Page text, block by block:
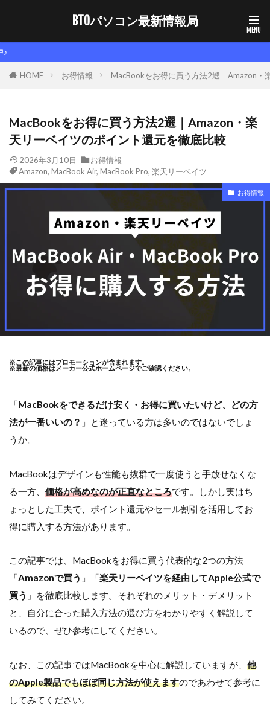
BTOパソコン最新情報局
HOME お得情報 MacBookをお得に買う方法2選｜Amazon・
MacBookをお得に買う方法2選｜Amazon・楽
天リーベイツのポイント還元を徹底比較
2026年3月10日
お得情報
Amazon, MacBook Air, MacBook Pro, 楽天リーベイツ
お得情報
※この記事にはプロモーションが含まれます。
※最新の価格はメーカー公式ホームページでご確認ください。
「MacBookをできるだけ安く・お得に買いたいけど、どの方
法が一番いいの？ 」と迷っている方は多いのではないでしょ
うか。
MacBookはデザインも性能も抜群で一度使うと手放せなくな
る一方、 価格が高めなのが正直なところです。しかし実はち
ょっとした工夫で、ポイント還元やセール割引を活用してお
得に購入する方法があります。
この記事では、MacBookをお得に買う代表的な2つの方法
「Amazonで買う 」「楽天リーベイツを経由してApple公式で
買う 」を徹底比較します。それぞれのメリット・デメリット
と、自分に合った購入方法の選び方をわかりやすく解説して
いるので、ぜひ参考にしてください。
なお、この記事ではMacBookを中心に解説していますが、 他
のApple製品でもほぼ同じ方法が使えますのであわせて参考に
してみてください。